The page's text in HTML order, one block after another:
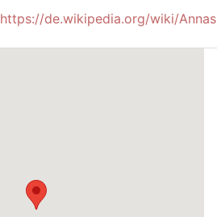
https://de.wikipedia.org/wiki/